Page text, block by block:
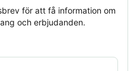
för att få information om
och erbjudanden.